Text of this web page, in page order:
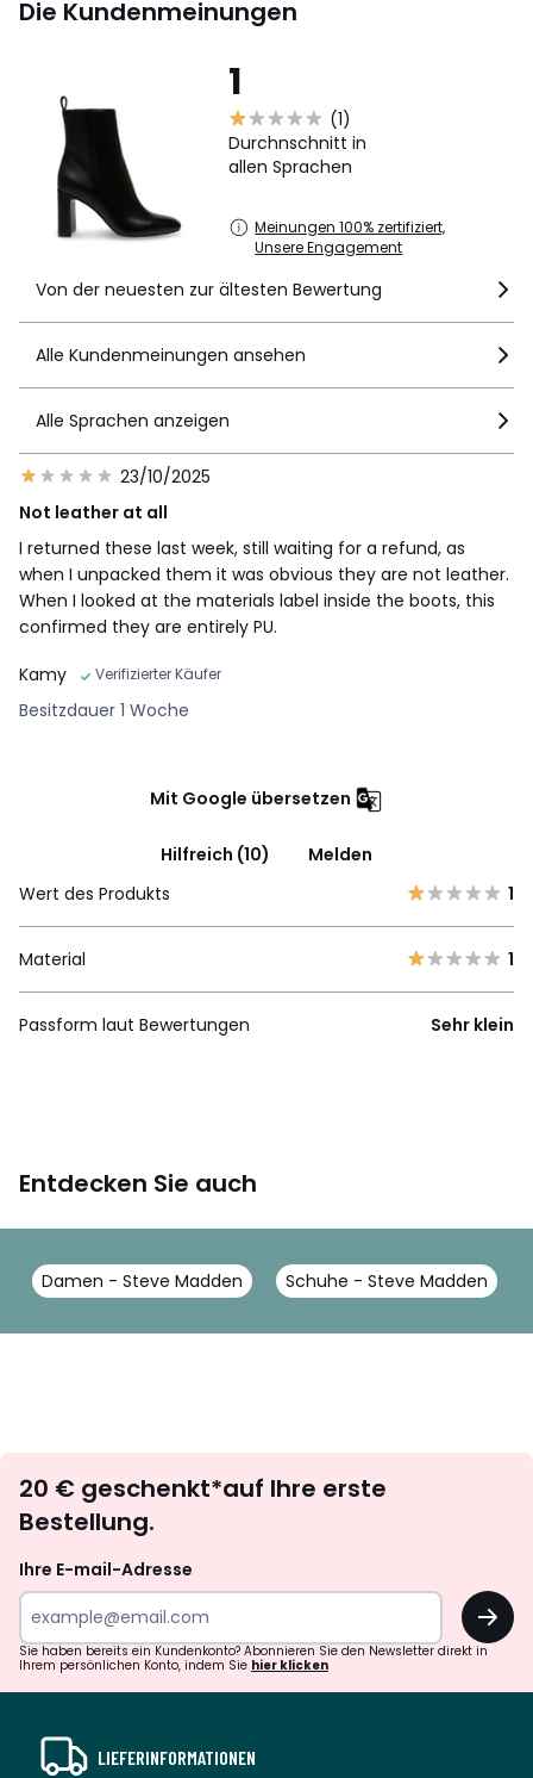
Die Kundenmeinungen
1
(1)
Durchnschnitt in
allen Sprachen
Meinungen 100% zertifiziert,
Unsere Engagement
Von der neuesten zur ältesten Bewertung
Alle Kundenmeinungen ansehen
Alle Sprachen anzeigen
23/10/2025
Not leather at all
I returned these last week, still waiting for a refund, as
when I unpacked them it was obvious they are not leather.
When I looked at the materials label inside the boots, this
confirmed they are entirely PU.
Kamy
Verifizierter Käufer
Besitzdauer 1 Woche
Mit Google übersetzen
Hilfreich (10)
Melden
Wert des Produkts
1
Material 1
Passform laut Bewertungen Sehr klein
Entdecken Sie auch
Damen - Steve Madden Schuhe - Steve Madden
abonnieren
20 € geschenkt*auf Ihre erste
Bestellung.
Ihre E-mail-Adresse
OK
Sie haben bereits ein Kundenkonto? Abonnieren Sie den Newsletter direkt in
Ihrem persönlichen Konto, indem Sie hier klicken
LIEFERINFORMATIONEN